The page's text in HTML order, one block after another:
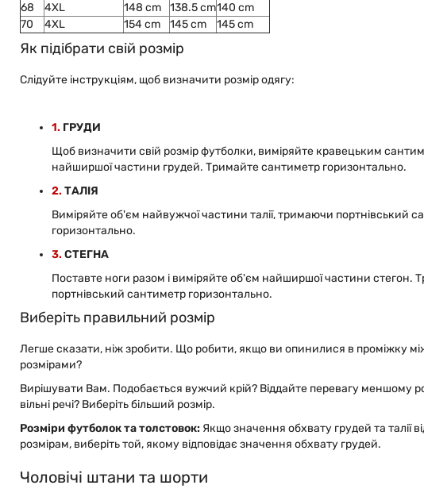
68
4XL 148 cm 138.5 cm140 cm
70
4XL 154 cm 145 cm 145 cm
Як підібрати свій розмір
Слідуйте інструкціям, щоб визначити розмір одягу:
1. ГРУДИ
Щоб визначити свій розмір футболки, виміряйте кравецьким
найширшої частини грудей. Тримайте сантиметр горизонтально.
2. ТАЛІЯ
Виміряйте об'єм найвужчої частини талії, тримаючи портнівський
горизонтально.
3. СТЕГНА
Поставте ноги разом і виміряйте об'єм найширшої частини стегон.
портнівський сантиметр горизонтально.
Виберіть правильний розмір
Легше сказати, ніж зробити. Що робити, якщо ви опинилися в проміжку
розмірами?
Вирішувати Вам. Подобається вужчий крій? Віддайте перевагу меншому
вільні речі? Виберіть більший розмір.
Розміри футболок та толстовок: Якщо значення обхвату грудей та талії
розмірам, виберіть той, якому відповідає значення обхвату грудей.
Чоловічі штани та шорти